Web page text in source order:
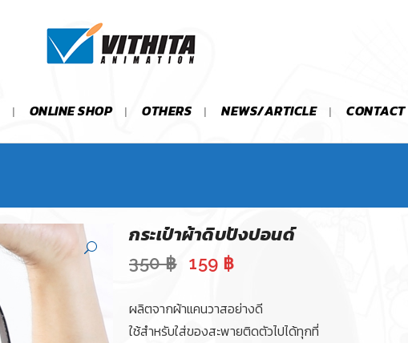
ONLINE SHOP OTHERS NEWS/ARTICLE CONTACT
กระเป๋าผ้าดิบปังปอนด์
350฿ Original
was:
350 ฿.
159 ฿Current
is:
159 ฿.
ผลิตจากผ้าแคนวาสอย่างดี
ใช้สำหรับใส่ของสะพายติดตัวไปได้ทุกที่